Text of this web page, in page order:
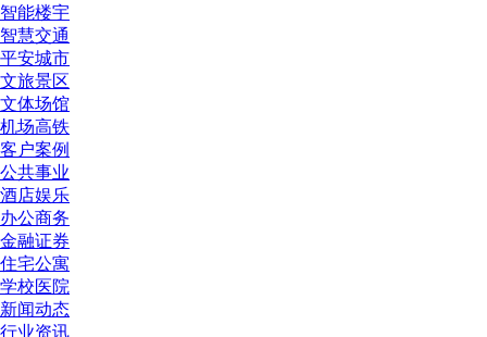
智能楼宇
智慧交通
平安城市
文旅景区
文体场馆
机场高铁
客户案例
公共事业
酒店娱乐
办公商务
金融证券
住宅公寓
学校医院
新闻动态
行业资讯